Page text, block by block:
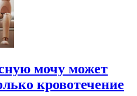
мочу может
кровотечение